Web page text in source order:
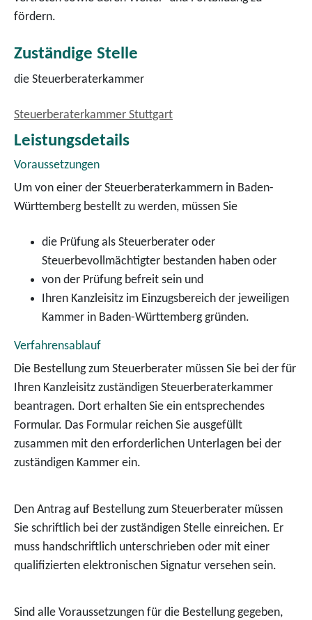
fördern.
Zuständige Stelle
die Steuerberaterkammer
Steuerberaterkammer Stuttgart
Leistungsdetails
Voraussetzungen
Um von einer der Steuerberaterkammern in Baden-
Württemberg bestellt zu werden, müssen Sie
die Prüfung als Steuerberater oder
Steuerbevollmächtigter bestanden haben oder
von der Prüfung befreit sein und
Ihren Kanzleisitz im Einzugsbereich der jeweiligen
Kammer in Baden-Württemberg gründen.
Verfahrensablauf
Die Bestellung zum Steuerberater müssen Sie bei der für
Ihren Kanzleisitz zuständigen Steuerberaterkammer
beantragen. Dort erhalten Sie ein entsprechendes
Formular. Das Formular reichen Sie ausgefüllt
zusammen mit den erforderlichen Unterlagen bei der
zuständigen Kammer ein.
Den Antrag auf Bestellung zum Steuerberater müssen
Sie schriftlich bei der zuständigen Stelle einreichen. Er
muss handschriftlich unterschrieben oder mit einer
qualifizierten elektronischen Signatur versehen sein.
Sind alle Voraussetzungen für die Bestellung gegeben,